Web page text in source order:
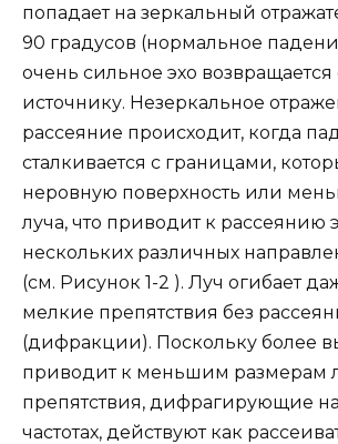
попадает на зеркальный
90 градусов (нормальное
очень сильное эхо возвращается
источнику. Незеркальное
рассеяние происходит, когда
сталкивается с границами,
неровную поверхность или
луча, что приводит к рассеянию
нескольких различных
(см. Рисунок 1-2 ). Луч огибает
мелкие препятствия без
(дифракции). Поскольку более
приводит к меньшим размерам
препятствия, дифрагирующие
частотах, действуют как